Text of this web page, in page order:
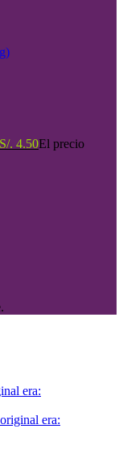
S/. 4.50El precio
era:
era: